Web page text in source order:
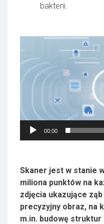
bakterii.
Odtwarzacz
video
00:00
Skaner jest w stanie
miliona punktów na
zdjęcia ukazujące
precyzyjny obraz, na
m.in. budowę